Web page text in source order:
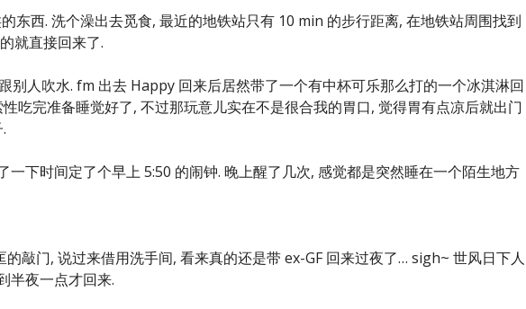
东西. 洗个澡出去觅食, 最近的地铁站只有 10 min 的步行距离, 在地铁站周围找到
就直接回来了.
别人吹水. fm 出去 Happy 回来后居然带了一个有中杯可乐那么打的一个冰淇淋回
吃完准备睡觉好了, 不过那玩意儿实在不是很合我的胃口, 觉得胃有点凉后就出门
一下时间定了个早上 5:50 的闹钟. 晚上醒了几次, 感觉都是突然睡在一个陌生地方
敲门, 说过来借用洗手间, 看来真的还是带 ex-GF 回来过夜了… sigh~ 世风日下人
半夜一点才回来.